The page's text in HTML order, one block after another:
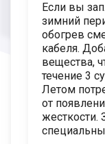
Если вы
зимний
обогрев
кабеля.
вещества,
течение 3
Летом
от